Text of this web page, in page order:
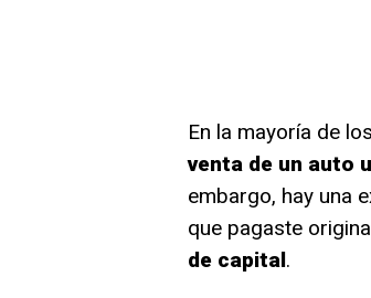
En la mayoría de
venta de un auto
embargo, hay una
que pagaste
de capital.